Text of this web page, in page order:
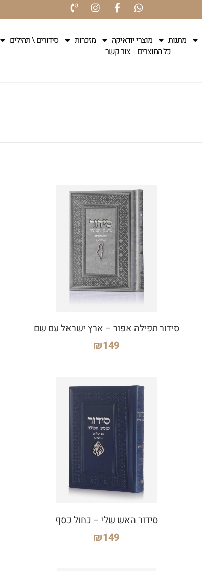
מתנות מוצרי יודאיקה מזכרות סידורים \ תהילים
כל המוצרים צור קשר
סידור תפילה אפור – ארץ ישראל עם שם
₪149
סידור האש שלי – כחול כסף
₪149